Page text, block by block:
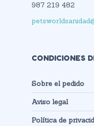
987 219 482
CONDICIONES
Sobre el pedido
Aviso legal
Política de